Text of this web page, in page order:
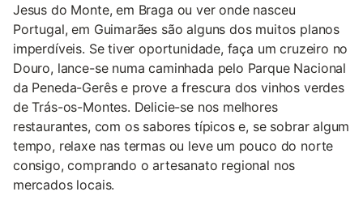
Jesus do Monte, em Braga ou ver onde nasceu
Portugal, em Guimarães são alguns dos muitos planos
imperdíveis. Se tiver oportunidade, faça um cruzeiro no
Douro, lance-se numa caminhada pelo Parque Nacional
da Peneda-Gerês e prove a frescura dos vinhos verdes
de Trás-os-Montes. Delicie-se nos melhores
restaurantes, com os sabores típicos e, se sobrar algum
tempo, relaxe nas termas ou leve um pouco do norte
consigo, comprando o artesanato regional nos
mercados locais.